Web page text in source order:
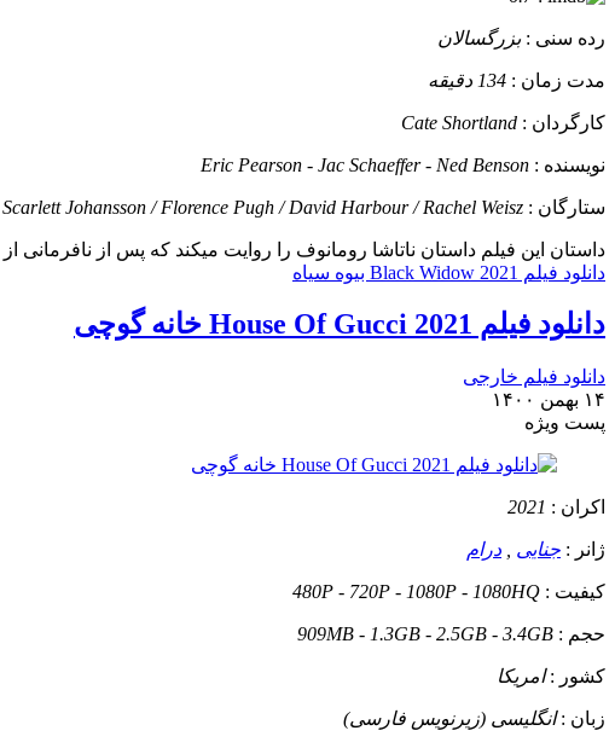
رده سنی :بزرگسالان
مدت زمان : 134 دقیقه
کارگردان : Cate Shortland
نویسنده : Eric Pearson - Jac Schaeffer - Ned Benson
ستارگان : Scarlett Johansson / Florence Pugh / David Harbour / Rachel Weisz
داستان این فیلم داستان ناتاشا رومانوف را روایت میکند که پس از نافرمانی
دانلود فیلم Black Widow 2021 بیوه سیاه
دانلود فیلم House Of Gucci 2021 خانه گوچی
دانلود فیلم خارجی
۱۴ بهمن ۱۴۰۰
پست ويژه
اکران : 2021
ژانر : جنایی درام
کیفیت : 480P - 720P - 1080P - 1080HQ
حجم : 909MB - 1.3GB - 2.5GB - 3.4GB
کشور :امریکا
زبان :انگلیسی (زیرنویس فارسی)